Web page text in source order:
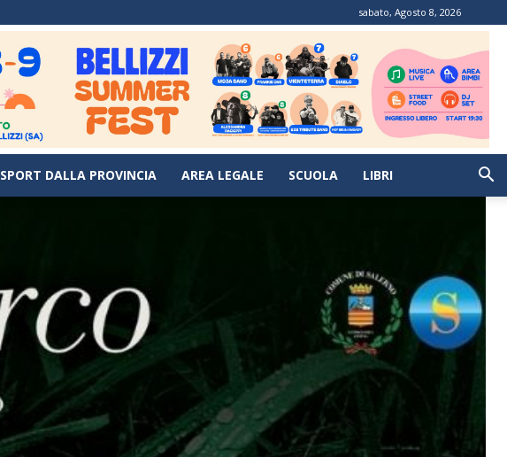
sabato, Agosto 8, 2026
SPORT DALLA PROVINCIA AREA LEGALE SCUOLA LIBRI